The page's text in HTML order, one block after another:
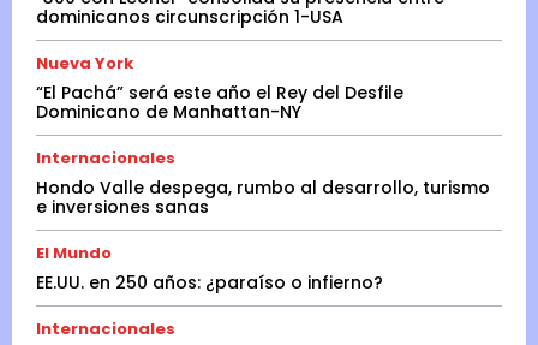
dominicanos circunscripción 1-USA
Nueva York
“El Pachá” será este año el Rey del Desfile
Dominicano de Manhattan-NY
Internacionales
Hondo Valle despega, rumbo al desarrollo, turismo
e inversiones sanas
El Mundo
EE.UU. en 250 años: ¿paraíso o infierno?
Internacionales